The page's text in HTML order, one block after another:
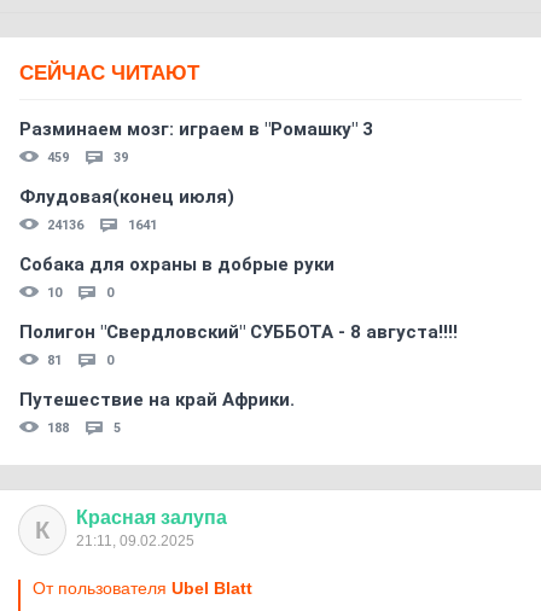
СЕЙЧАС ЧИТАЮТ
Разминаем мозг: играем в "Ромашку" 3
459 39
Флудовая(конец июля)
24136 1641
Собака для охраны в добрые руки
10 0
Полигон "Свердловский" СУББОТА - 8 августа!!!!
81 0
Путешествие на край Африки.
188 5
К Красная залупа
21:11, 09.02.2025
От пользователя Ubel Blatt